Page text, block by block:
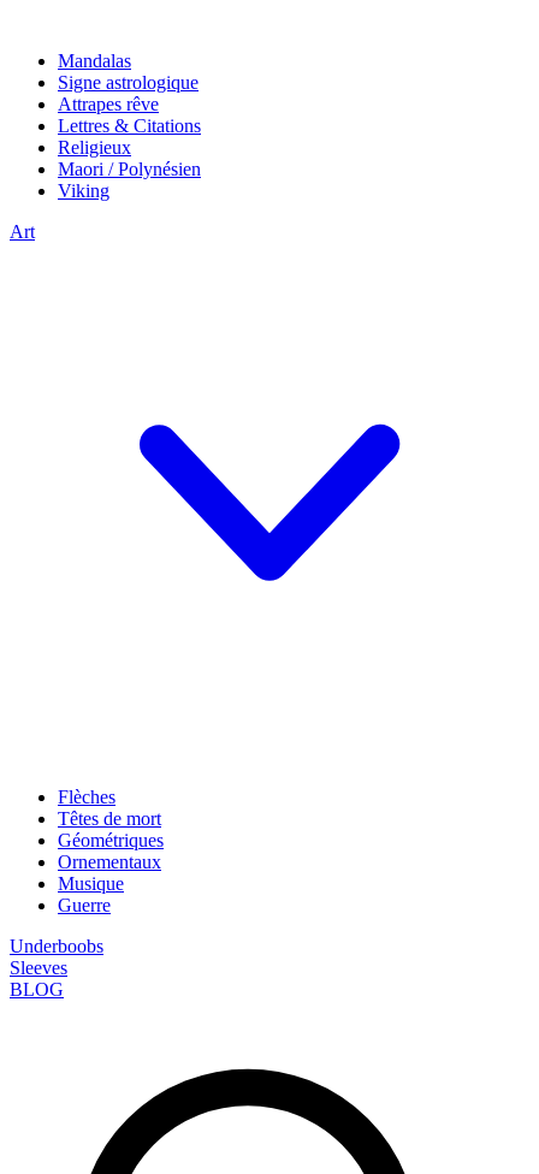
Mandalas
Signe astrologique
Attrapes rêve
Lettres & Citations
Religieux
Maori / Polynésien
Viking
Art
Flèches
Têtes de mort
Géométriques
Ornementaux
Musique
Guerre
Underboobs
Sleeves
BLOG